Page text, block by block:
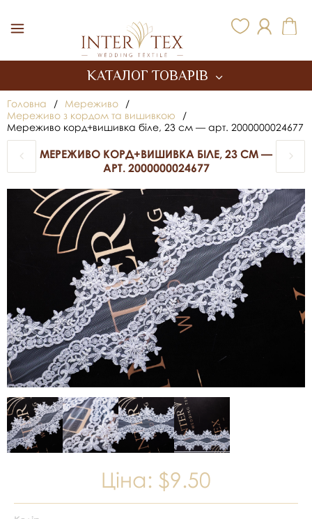
КАТАЛОГ ТОВАРІВ
Головна / Мереживо
/
Мереживо з кордом та вишивкою
/
Мереживо корд+вишивка біле, 23 см — арт. 2000000024677
МЕРЕЖИВО КОРД+ВИШИВКА БІЛЕ, 23 СМ —
АРТ. 2000000024677
Ціна: $9.50